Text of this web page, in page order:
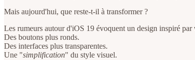
Mais aujourd'hui, que reste-t-il à transformer ?
Les rumeurs autour d'iOS 19 évoquent un design inspiré par
Des boutons plus ronds.
Des interfaces plus transparentes.
Une "simplification" du style visuel.